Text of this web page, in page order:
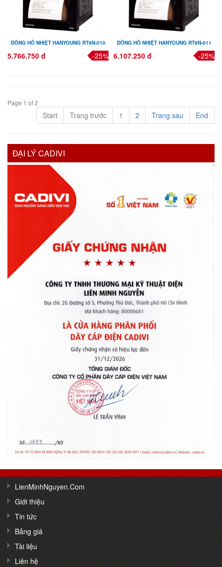
ĐỒNG HỒ NHIỆT HANYOUNG RT9N-010
5.766.750 đ -25%
ĐỒNG HỒ NHIỆT HANYOUNG RT9N-011
6.107.250 đ -25%
Page 1 of 2
Start Trang trước 1 2 Trang sau End
ĐẠI LÝ CADIVI
LienMinhNguyen.Com
Giới thiệu
Tin tức
Bảng giá
Tài liệu
Liên hệ